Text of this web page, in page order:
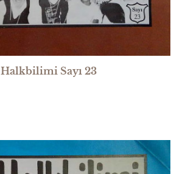
Halkbilimi Sayı 23